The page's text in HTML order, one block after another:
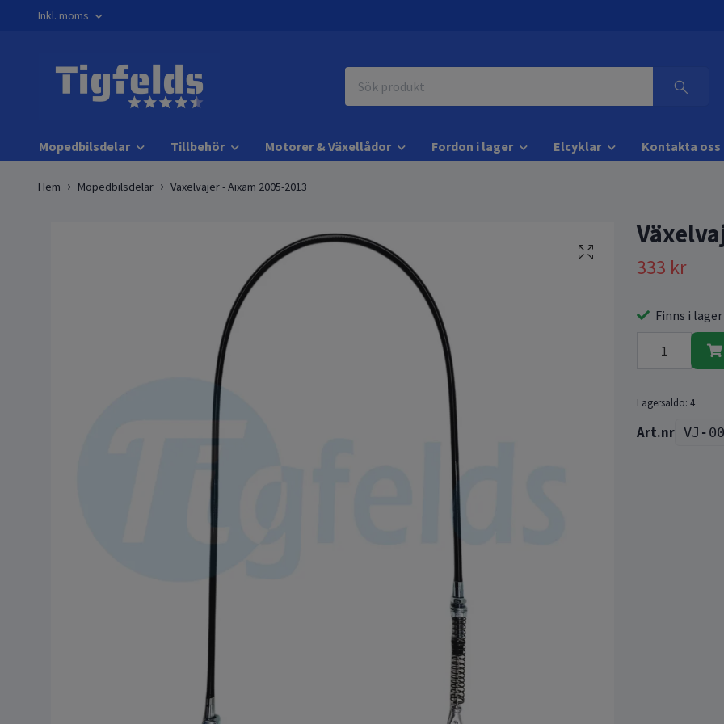
Inkl. moms
Mopedbilsdelar Tillbehör Motorer & Växellådor Fordon i lager Elcyklar Kontakta oss
Hem Mopedbilsdelar Växelvajer - Aixam 2005-2013
333 kr
Finns i
Lagersaldo: 4
VJ-